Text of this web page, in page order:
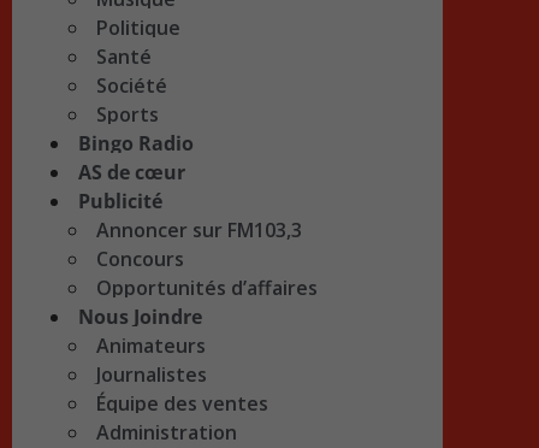
Politique
Santé
Société
Sports
Bingo Radio
AS de cœur
Publicité
Annoncer sur FM103,3
Concours
Opportunités d’affaires
Nous Joindre
Animateurs
Journalistes
Équipe des ventes
Administration